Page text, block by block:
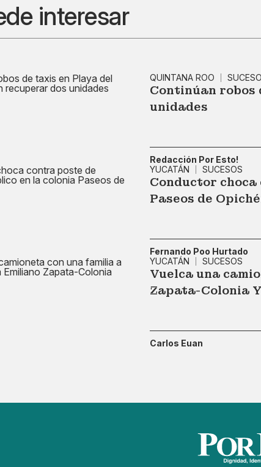
interesar
QUINTANA ROO
Continúan robos
unidades
Redacción Por Esto!
YUCATÁN
SUCESOS
Conductor
Paseos de
Fernando Poo Hurtado
YUCATÁN
SUCESOS
Vuelca una
Zapata-Colonia
Carlos Euan